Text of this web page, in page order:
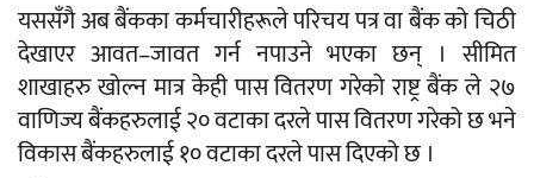
यससँगै अब बैंकका कर्मचारीहरूले परिचय पत्र वा बैंक को चिठी
देखाएर आवत–जावत गर्न नपाउने भएका छन् । सीमित
शाखाहरु खोल्न मात्र केही पास वितरण गरेको राष्ट्र बैंक ले २७
वाणिज्य बैंकहरुलाई २० वटाका दरले पास वितरण गरेको छ भने
विकास बैंकहरुलाई १० वटाका दरले पास दिएको छ ।